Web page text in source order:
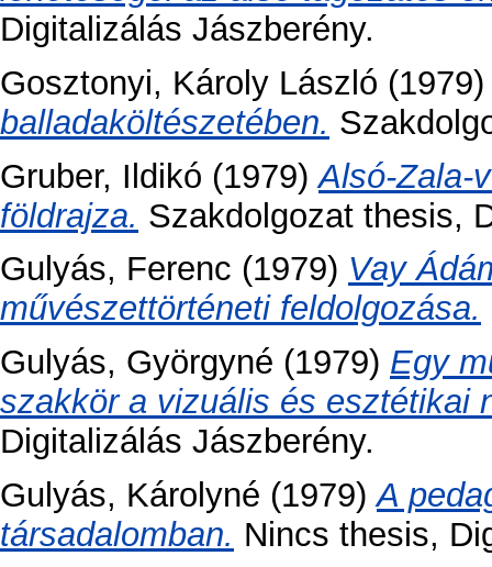
Digitalizálás Jászberény.
Gosztonyi, Károly László
balladaköltészetében.
Gruber, Ildikó (1979)Alsó-Zala-
földrajza. Szakdolgozat thesis,
Gulyás, Ferenc (1979) Vay
művészettörténeti feldolgozása.
Gulyás, Györgyné (1979) Egy
szakkör a vizuális és esztétikai
Digitalizálás Jászberény.
Gulyás, Károlyné (1979)A
társadalomban. Nincs thesis,